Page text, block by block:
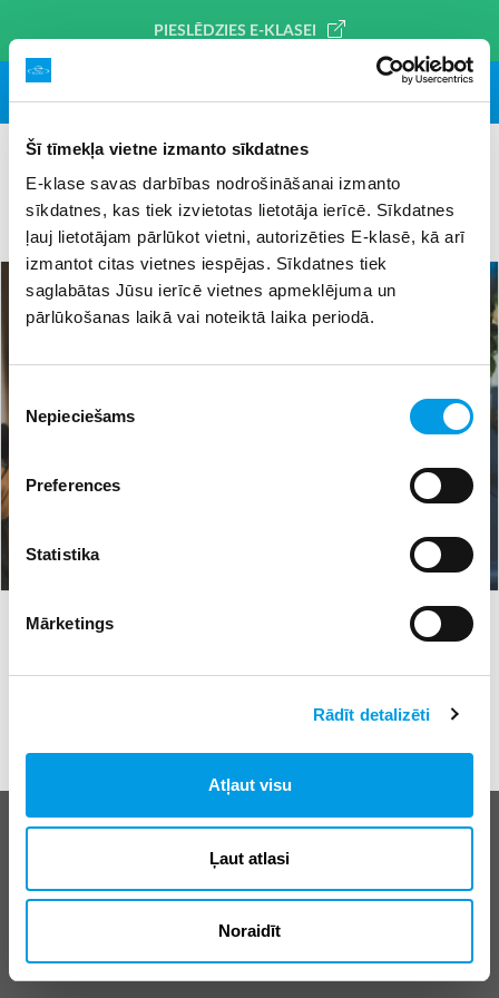
Šī tīmekļa vietne izmanto sīkdatnes
E-klase savas darbības nodrošināšanai izmanto
sīkdatnes, kas tiek izvietotas lietotāja ierīcē. Sīkdatnes
ļauj lietotājam pārlūkot vietni, autorizēties E-klasē, kā arī
izmantot citas vietnes iespējas. Sīkdatnes tiek
saglabātas Jūsu ierīcē vietnes apmeklējuma un
pārlūkošanas laikā vai noteiktā laika periodā.
izvēle
Nepieciešams
Preferences
Statistika
Mārketings
Rādīt detalizēti
Atļaut visu
Ļaut atlasi
Noraidīt
PIESLĒDZIES E-KLASEI
#digitālās prasmes×
E-klases lietošanas noteikumi
Reklāma
© SIA “Izglītības sistēmas”